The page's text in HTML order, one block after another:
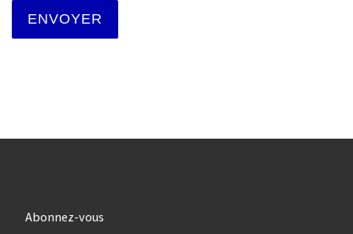
Abonnez-vous